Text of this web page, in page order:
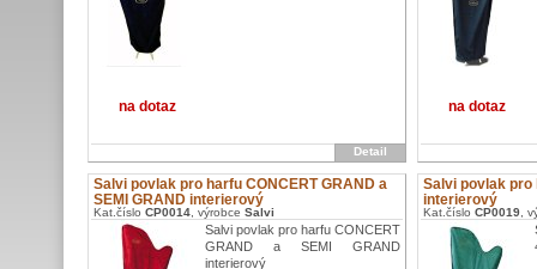
na dotaz
Detail
na dotaz
Salvi povlak pro harfu CONCERT GRAND a
SEMI GRAND interierový
Kat.číslo CP0014 , výrobce Salvi
Salvi povlak pro harfu CONCERT
GRAND a SEMI GRAND
interierový
Salvi povlak pro
interierový
Kat.číslo CP0019 ,